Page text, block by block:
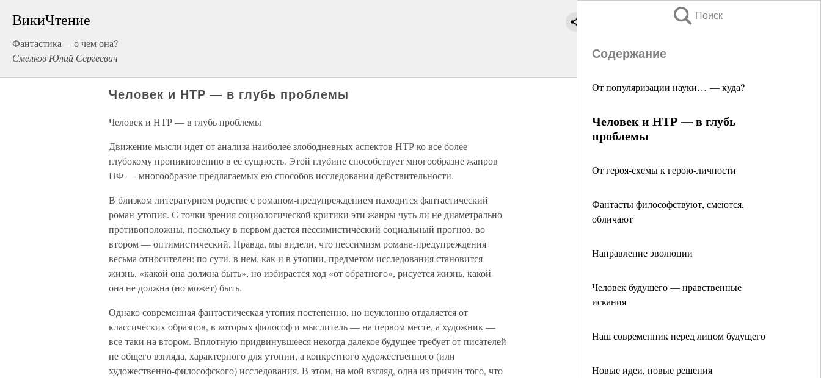
ВикиЧтение
Фантастика— о чем она?
Смелков Юлий Сергеевич
Поиск
Содержание
От популяризации науки… — куда?
Человек и НТР — в глубь
проблемы
От героя-схемы к герою-личности
Фантасты философствуют, смеются,
обличают
Направление эволюции
Человек будущего — нравственные
искания
Наш современник перед лицом будущего
Новые идеи, новые решения
Человек и НТР — в глубь проблемы
Человек и НТР — в глубь проблемы
Движение мысли идет от анализа наиболее злободневных аспектов НТР ко все более
глубокому проникновению в ее сущность. Этой глубине способствует многообразие жанров
НФ — многообразие предлагаемых ею способов исследования действительности.
В близком литературном родстве с романом-предупреждением находится фантастический
роман-утопия. С точки зрения социологической критики эти жанры чуть ли не диаметрально
противоположны, поскольку в первом дается пессимистический социальный прогноз, во
втором — оптимистический. Правда, мы видели, что пессимизм романа-предупреждения
весьма относителен; по сути, в нем, как и в утопии, предметом исследования становится
жизнь, «какой она должна быть», но избирается ход «от обратного», рисуется жизнь, какой
она не должна (но может) быть.
Однако современная фантастическая утопия постепенно, но неуклонно отдаляется от
классических образцов, в которых философ и мыслитель — на первом месте, а художник —
все-таки на втором. Вплотную придвинувшееся некогда далекое будущее требует от писателей
не общего взгляда, характерного для утопии, а конкретного художественного (или
художественно-философского) исследования. В этом, на мой взгляд, одна из причин того, что